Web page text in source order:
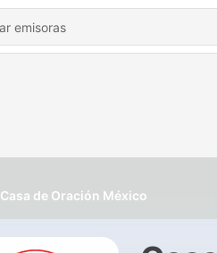
Casa de Oración México